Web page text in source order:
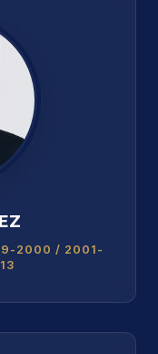
2000 / 2001-